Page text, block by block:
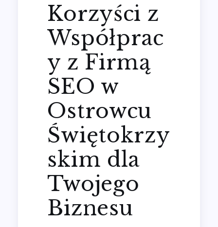
Korzyści z
Współprac
y z Firmą
SEO w
Ostrowcu
Świętokrzy
skim dla
Twojego
Biznesu